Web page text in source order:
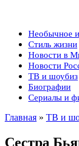
Необычное
Стиль жизни
Новости в
Новости
ТВ и шоубиз
Биографии
Сериалы и
Главная » ТВ и
Сестра